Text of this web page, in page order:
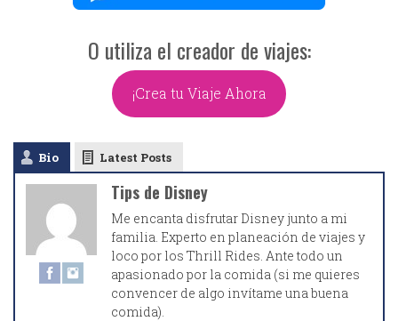
O utiliza el creador de viajes:
¡Crea tu Viaje Ahora
Bio Latest Posts
Tips de Disney
Me encanta disfrutar Disney junto a mi
familia. Experto en planeación de viajes y
loco por los Thrill Rides. Ante todo un
apasionado por la comida (si me quieres
convencer de algo invítame una buena
comida).